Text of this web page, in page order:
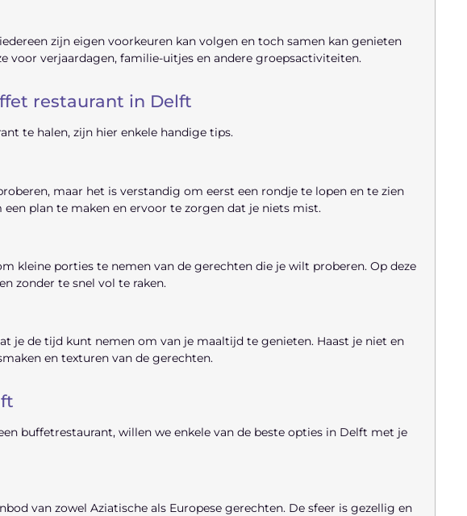
zijn eigen voorkeuren kan volgen en toch samen kan genieten
voor verjaardagen, familie-uitjes en andere groepsactiviteiten.
restaurant in Delft
te halen, zijn hier enkele handige tips.
maar het is verstandig om eerst een rondje te lopen en te zien
plan te maken en ervoor te zorgen dat je niets mist.
kleine porties te nemen van de gerechten die je wilt proberen. Op deze
zonder te snel vol te raken.
je de tijd kunt nemen om van je maaltijd te genieten. Haast je niet en
en texturen van de gerechten.
buffetrestaurant, willen we enkele van de beste opties in Delft met je
van zowel Aziatische als Europese gerechten. De sfeer is gezellig en